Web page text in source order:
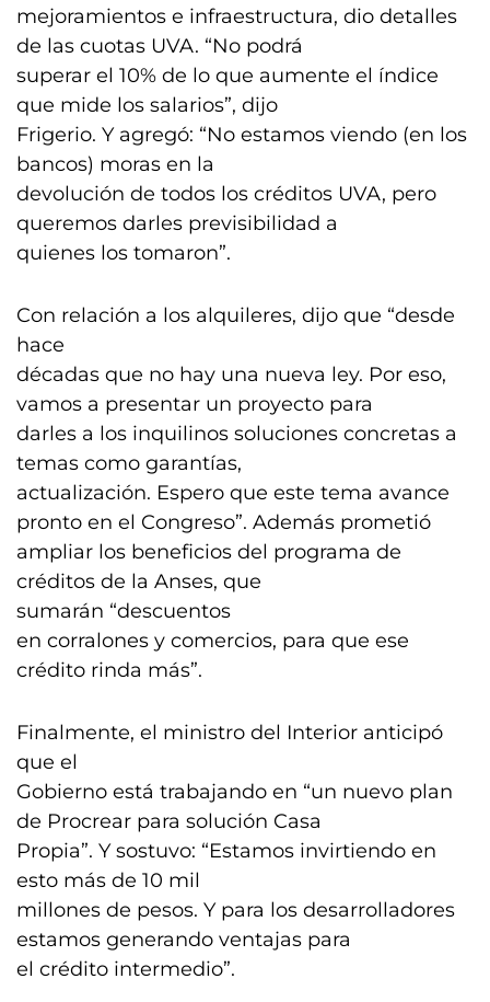
mejoramientos e infraestructura, dio detalles
de las cuotas UVA. “No podrá
superar el 10% de lo que aumente el índice
que mide los salarios”, dijo
Frigerio. Y agregó: “No estamos viendo (en los
bancos) moras en la
devolución de todos los créditos UVA, pero
queremos darles previsibilidad a
quienes los tomaron”.
Con relación a los alquileres, dijo que “desde
hace
décadas que no hay una nueva ley. Por eso,
vamos a presentar un proyecto para
darles a los inquilinos soluciones concretas a
temas como garantías,
actualización. Espero que este tema avance
pronto en el Congreso”. Además prometió
ampliar los beneficios del programa de
créditos de la Anses, que
sumarán “descuentos
en corralones y comercios, para que ese
crédito rinda más”.
Finalmente, el ministro del Interior anticipó
que el
Gobierno está trabajando en “un nuevo plan
de Procrear para solución Casa
Propia”. Y sostuvo: “Estamos invirtiendo en
esto más de 10 mil
millones de pesos. Y para los desarrolladores
estamos generando ventajas para
el crédito intermedio”.